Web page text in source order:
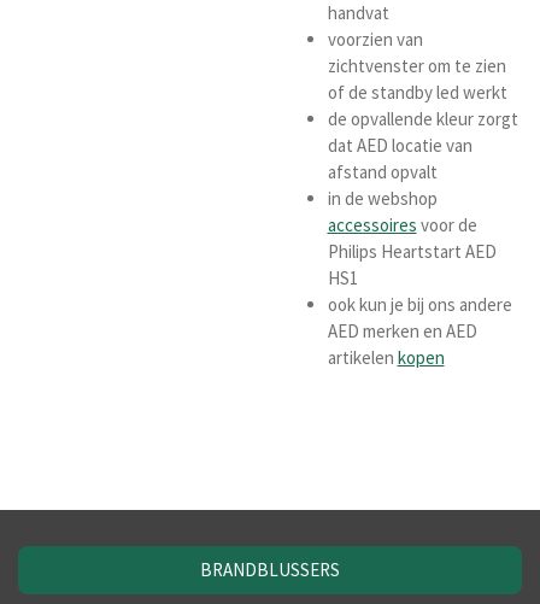
handvat
voorzien van
zichtvenster om te zien
of de standby led werkt
de opvallende kleur zorgt
dat AED locatie van
afstand opvalt
in de webshop
accessoires voor de
Philips Heartstart AED
HS1
ook kun je bij ons andere
AED merken en AED
artikelen kopen
BRANDBLUSSERS